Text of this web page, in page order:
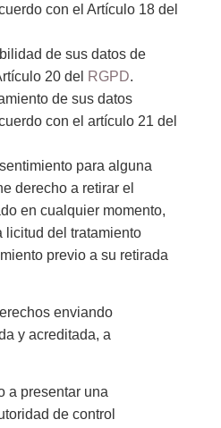
con el Artículo 18 del
de sus datos de
20 del RGPD.
de sus datos
con el artículo 21 del
para alguna
derecho a retirar el
en cualquier momento,
licitud del tratamiento
previo a su retirada
enviando
y acreditada, a
a presentar una
de control